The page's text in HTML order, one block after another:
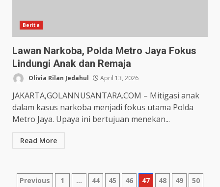
Berita
Lawan Narkoba, Polda Metro Jaya Fokus
Lindungi Anak dan Remaja
Olivia Rilan Jedahul April 13, 2026
JAKARTA,GOLANNUSANTARA.COM – Mitigasi anak
dalam kasus narkoba menjadi fokus utama Polda
Metro Jaya. Upaya ini bertujuan menekan...
Read More
Posts
Previous 1 … 44 45 46 47 48 49 50